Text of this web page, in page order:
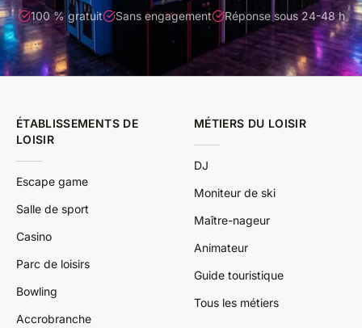
100 % gratuit Sans engagement Réponse sous 24-48 h
ÉTABLISSEMENTS DE
LOISIR
Escape game
Salle de sport
Casino
Parc de loisirs
Bowling
Accrobranche
MÉTIERS DU LOISIR
DJ
Moniteur de ski
Maître-nageur
Animateur
Guide touristique
Tous les métiers